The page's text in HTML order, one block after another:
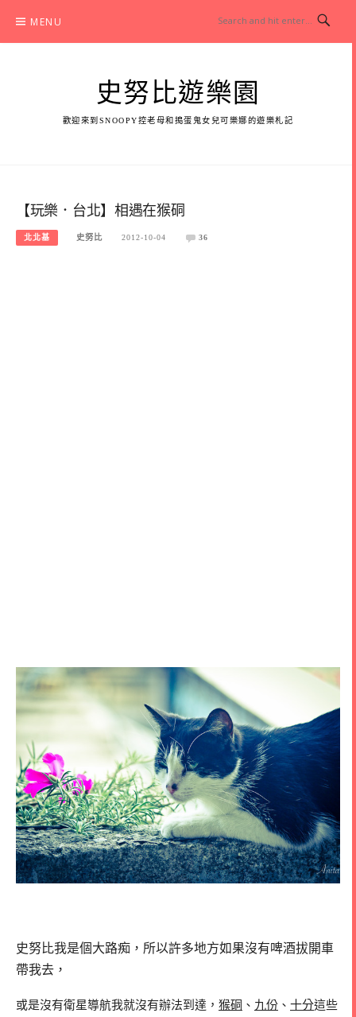
content
MENU
史努比遊樂園
歡迎來到SNOOPY控老母和搗蛋鬼女兒可樂娜的遊樂札記
【玩樂．台北】相遇在猴硐
北北基 史努比 2012-10-04 36
史努比我是個大路痴，所以許多地方如果沒有啤酒拔開車
帶我去，
或是沒有衛星導航我就沒有辦法到達， 猴硐 、 九份 、 十分這些